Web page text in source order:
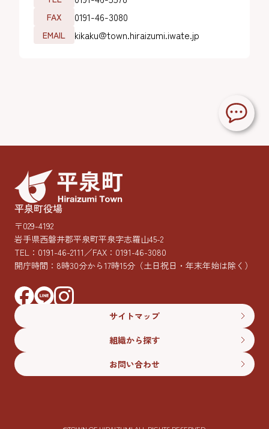
FAX 0191-46-3080
EMAIL kikaku@town.hiraizumi.iwate.jp
平泉町役場
〒029-4192
岩手県西磐井郡平泉町平泉字志羅山45-2
TEL： 0191-46-2111／FAX：0191-46-3080
開庁時間：8時30分から17時15分 （土日祝日・年末年始は除く）
サイトマップ
組織から探す
お問い合わせ